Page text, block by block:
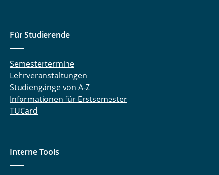
Für Studierende
Semestertermine
Lehrveranstaltungen
Studiengänge von A-Z
Informationen für Erstsemester
TUCard
Interne Tools